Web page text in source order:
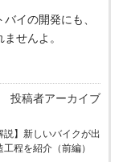
イの開発にも、
せんよ。
投稿者アーカイブ
説】新しいバイクが出
程を紹介（前編）